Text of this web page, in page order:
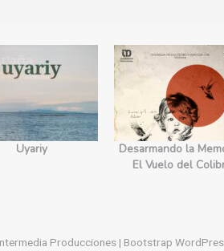
Uyariy
Desarmando la
El Vuelo del
Producciones | Bootstrap